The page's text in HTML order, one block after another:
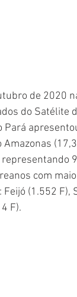
de 2020
do Satélite
Pará
Amazonas
com
(1.552 F),
F).